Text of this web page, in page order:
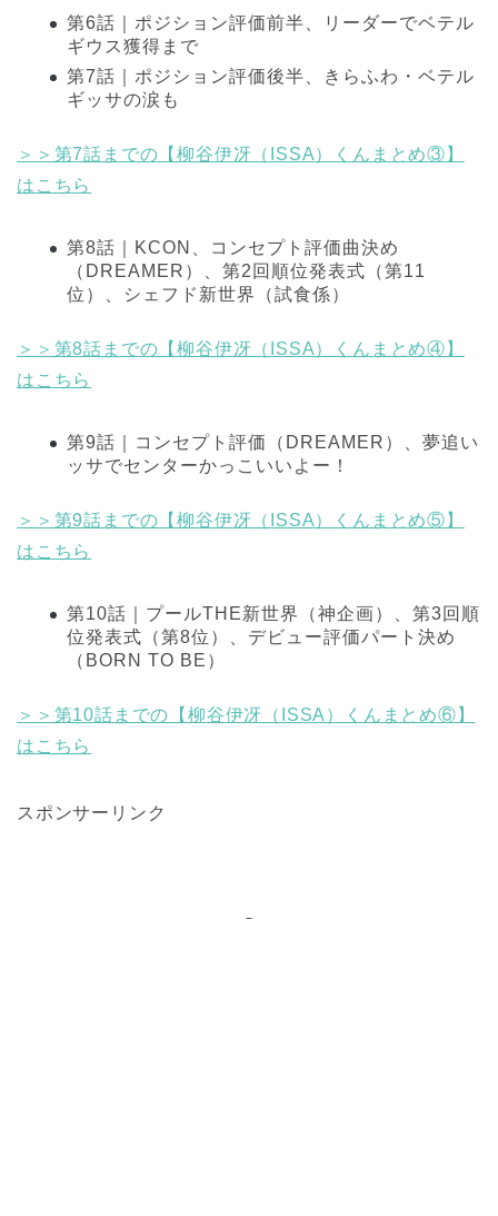
第6話｜ポジション評価前半、リーダーでベテル
ギウス獲得まで
第7話｜ポジション評価後半、きらふわ・ベテル
ギッサの涙も
＞＞第7話までの【柳谷伊冴（ISSA）くんまとめ③】
はこちら
第8話｜KCON、コンセプト評価曲決め
（DREAMER）、第2回順位発表式（第11
位）、シェフド新世界（試食係）
＞＞第8話までの【柳谷伊冴（ISSA）くんまとめ④】
はこちら
第9話｜コンセプト評価（DREAMER）、夢追い
ッサでセンターかっこいいよー！
＞＞第9話までの【柳谷伊冴（ISSA）くんまとめ⑤】
はこちら
第10話｜プールTHE新世界（神企画）、第3回順
位発表式（第8位）、デビュー評価パート決め
（BORN TO BE）
＞＞第10話までの【柳谷伊冴（ISSA）くんまとめ⑥】
はこちら
スポンサーリンク